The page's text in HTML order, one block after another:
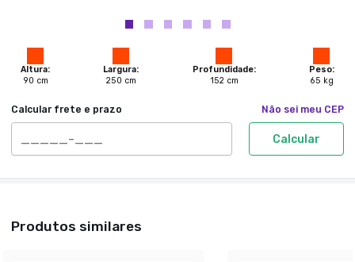
Altura:
90 cm
Largura:
250 cm
Profundidade:
152cm
Peso:
65 kg
Calcular frete e prazo Não sei meu CEP
Calcular
Produtos similares